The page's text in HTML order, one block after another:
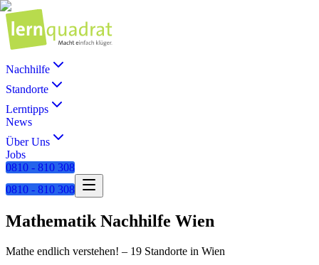
Nachhilfe
Standorte
Lerntipps
News
Über Uns
Jobs
0810 - 810 308
0810 - 810 308
Mathematik Nachhilfe Wien
Mathe endlich verstehen! – 19 Standorte in Wien